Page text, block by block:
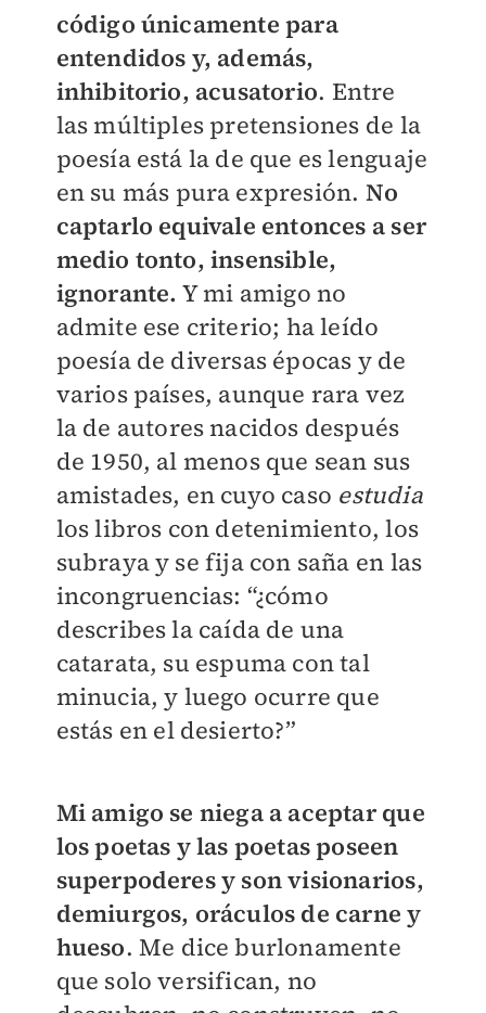
código únicamente para
entendidos y, además,
inhibitorio, acusatorio. Entre
las múltiples pretensiones de la
poesía está la de que es lenguaje
en su más pura expresión. No
captarlo equivale entonces a ser
medio tonto, insensible,
ignorante. Y mi amigo no
admite ese criterio; ha leído
poesía de diversas épocas y de
varios países, aunque rara vez
la de autores nacidos después
de 1950, al menos que sean sus
amistades, en cuyo caso estudia
los libros con detenimiento, los
subraya y se fija con saña en las
incongruencias: “¿cómo
describes la caída de una
catarata, su espuma con tal
minucia, y luego ocurre que
estás en el desierto?”
Mi amigo se niega a aceptar que
los poetas y las poetas poseen
superpoderes y son visionarios,
demiurgos, oráculos de carne y
hueso. Me dice burlonamente
que solo versifican, no